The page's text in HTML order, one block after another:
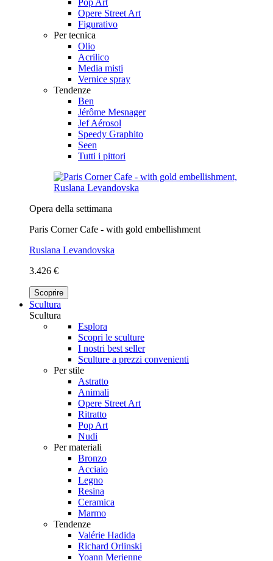
Opere Street Art
Figurativo
Per tecnica
Olio
Acrilico
Media misti
Vernice spray
Tendenze
Ben
Jérôme Mesnager
Jef Aérosol
Speedy Graphito
Seen
Tutti i pittori
Opera della settimana
Paris Corner Cafe - with gold embellishment
Ruslana Levandovska
3.426 €
Scoprire
Scultura
Scultura
Esplora
Scopri le sculture
I nostri best seller
Sculture a prezzi convenienti
Per stile
Astratto
Animali
Opere Street Art
Ritratto
Pop Art
Nudi
Per materiali
Bronzo
Acciaio
Legno
Resina
Ceramica
Marmo
Tendenze
Valérie Hadida
Richard Orlinski
Yoann Merienne